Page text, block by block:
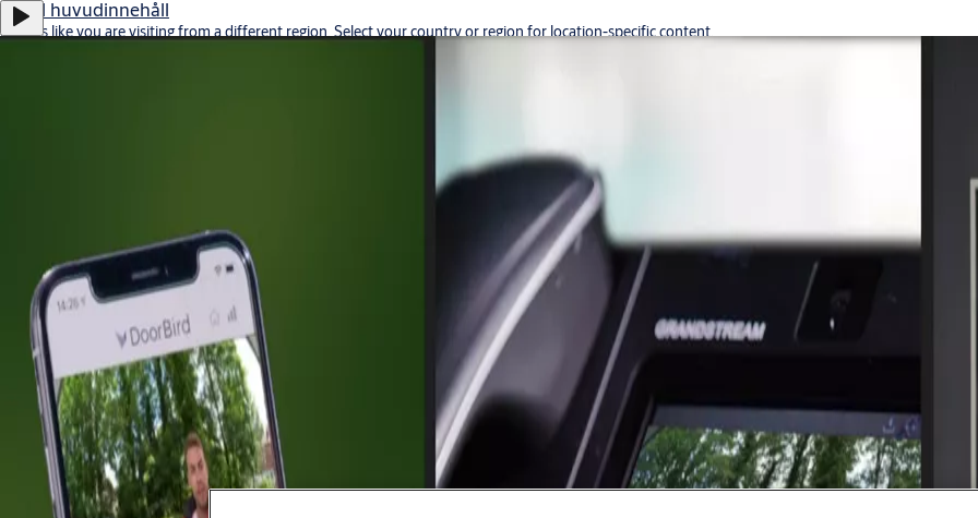
Gå till huvudinnehåll
It looks like you are visiting from a different region. Select your country or region for location-specific content.
Karriär
Investerare
Sweden·Svenska
ASSA ABLOY Group